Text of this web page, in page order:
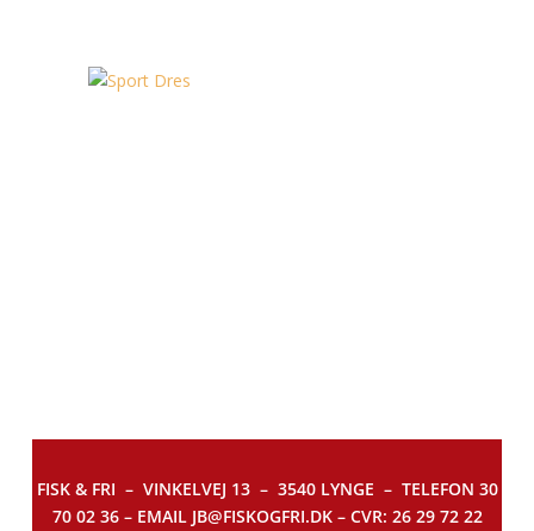
FISK & FRI – VINKELVEJ 13 – 3540 LYNGE – TELEFON 30
70 02 36 – EMAIL JB@FISKOGFRI.DK – CVR: 26 29 72 22